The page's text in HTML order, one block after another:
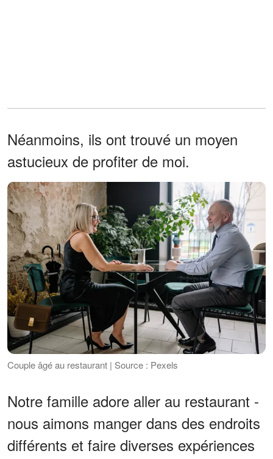
Néanmoins, ils ont trouvé un moyen
astucieux de profiter de moi.
Couple âgé au restaurant | Source : Pexels
Notre famille adore aller au restaurant -
nous aimons manger dans des endroits
différents et faire diverses expériences